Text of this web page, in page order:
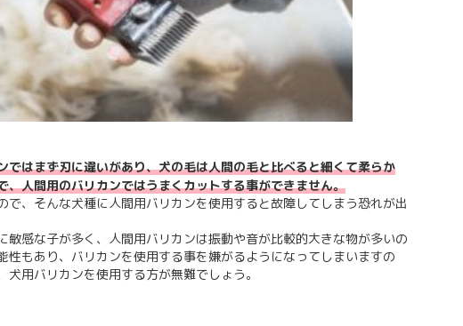
ではまず刃に違いがあり、犬の毛は人間の毛と比べると細くて柔らか
、人間用のバリカンではうまくカットする事ができません。
で、そんな犬種に人間用バリカンを使用すると故障してしまう恐れが出
敏感な子が多く、人間用バリカンは振動や音が比較的大きな物が多いの
性もあり、バリカンを使用する事を嫌がるようになってしまいますの
用バリカンを使用する方が無難でしょう。